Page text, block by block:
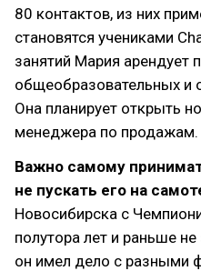
80 контактов, из них
становятся учениками
занятий Мария арендует
общеобразовательных и
Она планирует открыть
менеджера по продажам.
Важно самому
не пускать его на
Новосибирска с
полутора лет и раньше
он имел дело с разными